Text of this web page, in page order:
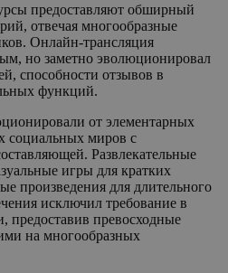
предоставляют обширный
отвечая многообразные
Онлайн-трансляция
но заметно эволюционировал
способности отзывов в
функций.
от элементарных
социальных миров с
Развлекательные
игры для кратких
произведения для длительного
исключил требование в
предоставив превосходные
на многообразных